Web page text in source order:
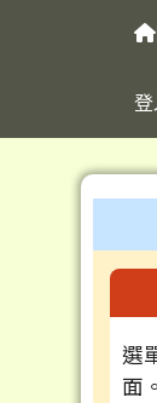
台南
左
選
面。
頁